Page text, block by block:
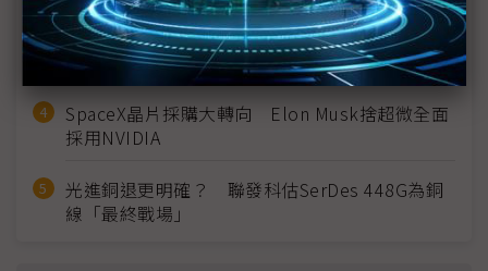
英特爾EMIB良率達標 聯發科第2代ASIC產品
2028準時量產
SpaceX晶片採購大轉向 Elon Musk捨超微全面
採用NVIDIA
光進銅退更明確？ 聯發科估SerDes 448G為銅
線「最終戰場」